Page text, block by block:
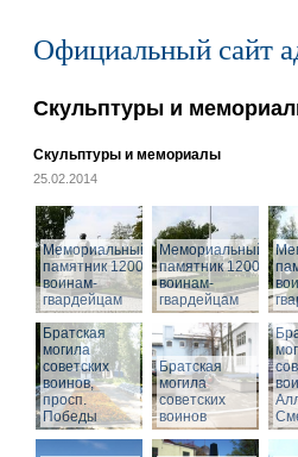
Официальный сайт
Скульптуры и
Скульптуры и мемориалы
25.02.2014
Мемориальный
памятник 1200
воинам-
гвардейцам
Мемориальный
памятник 1200
воинам-
гвардейцам
Братская
могила
советских
воинов,
просп.
Победы
Братская
могила
советских
воинов